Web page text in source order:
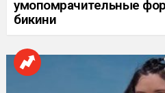
умопомрачительные
бикини